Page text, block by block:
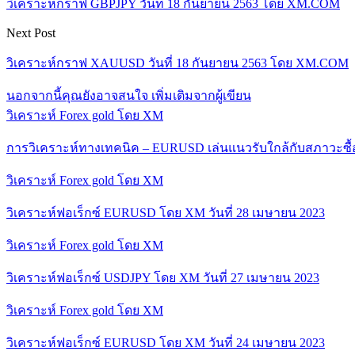
วิเคราะห์กราฟ GBPJPY วันที่ 18 กันยายน 2563 โดย XM.COM
Next Post
วิเคราะห์กราฟ XAUUSD วันที่ 18 กันยายน 2563 โดย XM.COM
นอกจากนี้คุณยังอาจสนใจ เพิ่มเติมจากผู้เขียน
วิเคราะห์ Forex gold โดย XM
การวิเคราะห์ทางเทคนิค – EURUSD เล่นแนวรับใกล้กับสภาวะซื้
วิเคราะห์ Forex gold โดย XM
วิเคราะห์ฟอเร็กซ์ EURUSD โดย XM วันที่ 28 เมษายน 2023
วิเคราะห์ Forex gold โดย XM
วิเคราะห์ฟอเร็กซ์ USDJPY โดย XM วันที่ 27 เมษายน 2023
วิเคราะห์ Forex gold โดย XM
วิเคราะห์ฟอเร็กซ์ EURUSD โดย XM วันที่ 24 เมษายน 2023